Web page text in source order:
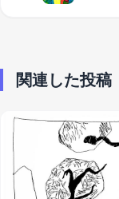
関連した投稿